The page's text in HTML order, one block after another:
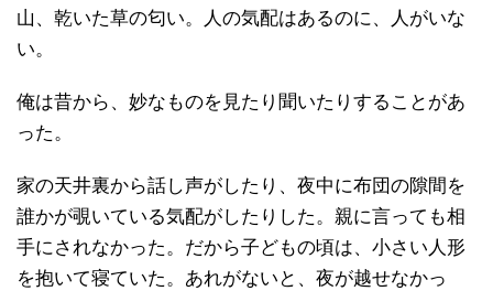
山、乾いた草の匂い。人の気配はあるのに、人がいな
い。
俺は昔から、妙なものを見たり聞いたりすることがあ
った。
家の天井裏から話し声がしたり、夜中に布団の隙間を
誰かが覗いている気配がしたりした。親に言っても相
手にされなかった。だから子どもの頃は、小さい人形
を抱いて寝ていた。あれがないと、夜が越せなかっ